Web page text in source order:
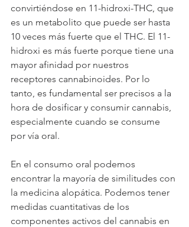
convirtiéndose en 11-hidroxi-THC, que
es un metabolito que puede ser hasta
10 veces más fuerte que el THC. El 11-
hidroxi es más fuerte porque tiene una
mayor afinidad por nuestros
receptores cannabinoides. Por lo
tanto, es fundamental ser precisos a la
hora de dosificar y consumir cannabis,
especialmente cuando se consume
por vía oral.
En el consumo oral podemos
encontrar la mayoría de similitudes con
la medicina alopática. Podemos tener
medidas cuantitativas de los
componentes activos del cannabis en